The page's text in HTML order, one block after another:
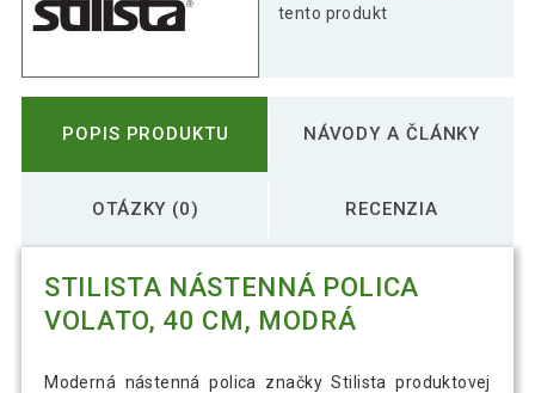
modrá
Stilista nástenná polica Volato, 80 cm,
modrá
tento produkt
POPIS PRODUKTU NÁVODY A ČLÁNKY
OTÁZKY (0) RECENZIA
STILISTA NÁSTENNÁ POLICA
VOLATO, 40 CM, MODRÁ
Moderná nástenná polica značky Stilista produktovej